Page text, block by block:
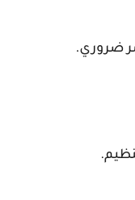
ضروري.